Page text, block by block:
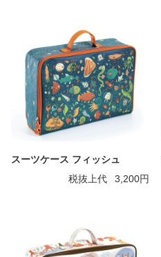
スーツケース フィッシュ
税抜上代
3,200円